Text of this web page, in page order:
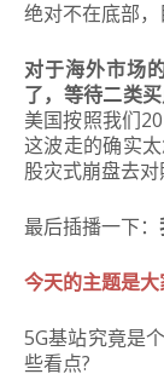
绝对不在底部，
对于海外市场
了，等待二类
美国按照我们
这波走的确实
股灾式崩盘去对
最后插播一下：
今天的主题是大
5G基站究竟是
些看点?